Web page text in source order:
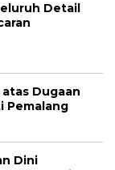
Detail
Dugaan
Pemalang
Dini